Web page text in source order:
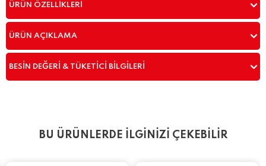
ÜRÜN ÖZELLIKLERI
ÜRÜN AÇIKLAMA
BESIN DEĞERI & TÜKETICI BILGILERI
BU ÜRÜNLERDE İLGİNİZİ ÇEKEBİLİR